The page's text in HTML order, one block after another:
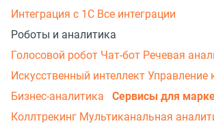
Интеграция с 1С Все интеграции
Роботы и аналитика
Голосовой робот Чат-бот Речевая
Искусственный интеллект Управление
Бизнес-аналитика
Сервисы для
Коллтрекинг Мультиканальная